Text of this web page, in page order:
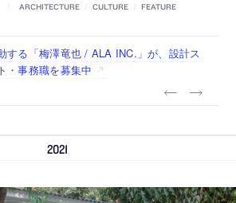
ARCHITECTURE CULTURE FEATURE
「axonometric株式会社」が、設計スタ
2027年新卒）を募集中
“価値循環の仕組み”を作り、リモートワ
実践する「株式会社つぎと」が、設計ス
、設計パートナー (業務委託) を募集中
る建築を手掛け、スタッフ同士で助け合
「E.A.S.T.architects」が、設計スタッフ
する「梅澤竜也 / ALA INC.」が、設計ス
・事務職を募集中
2021